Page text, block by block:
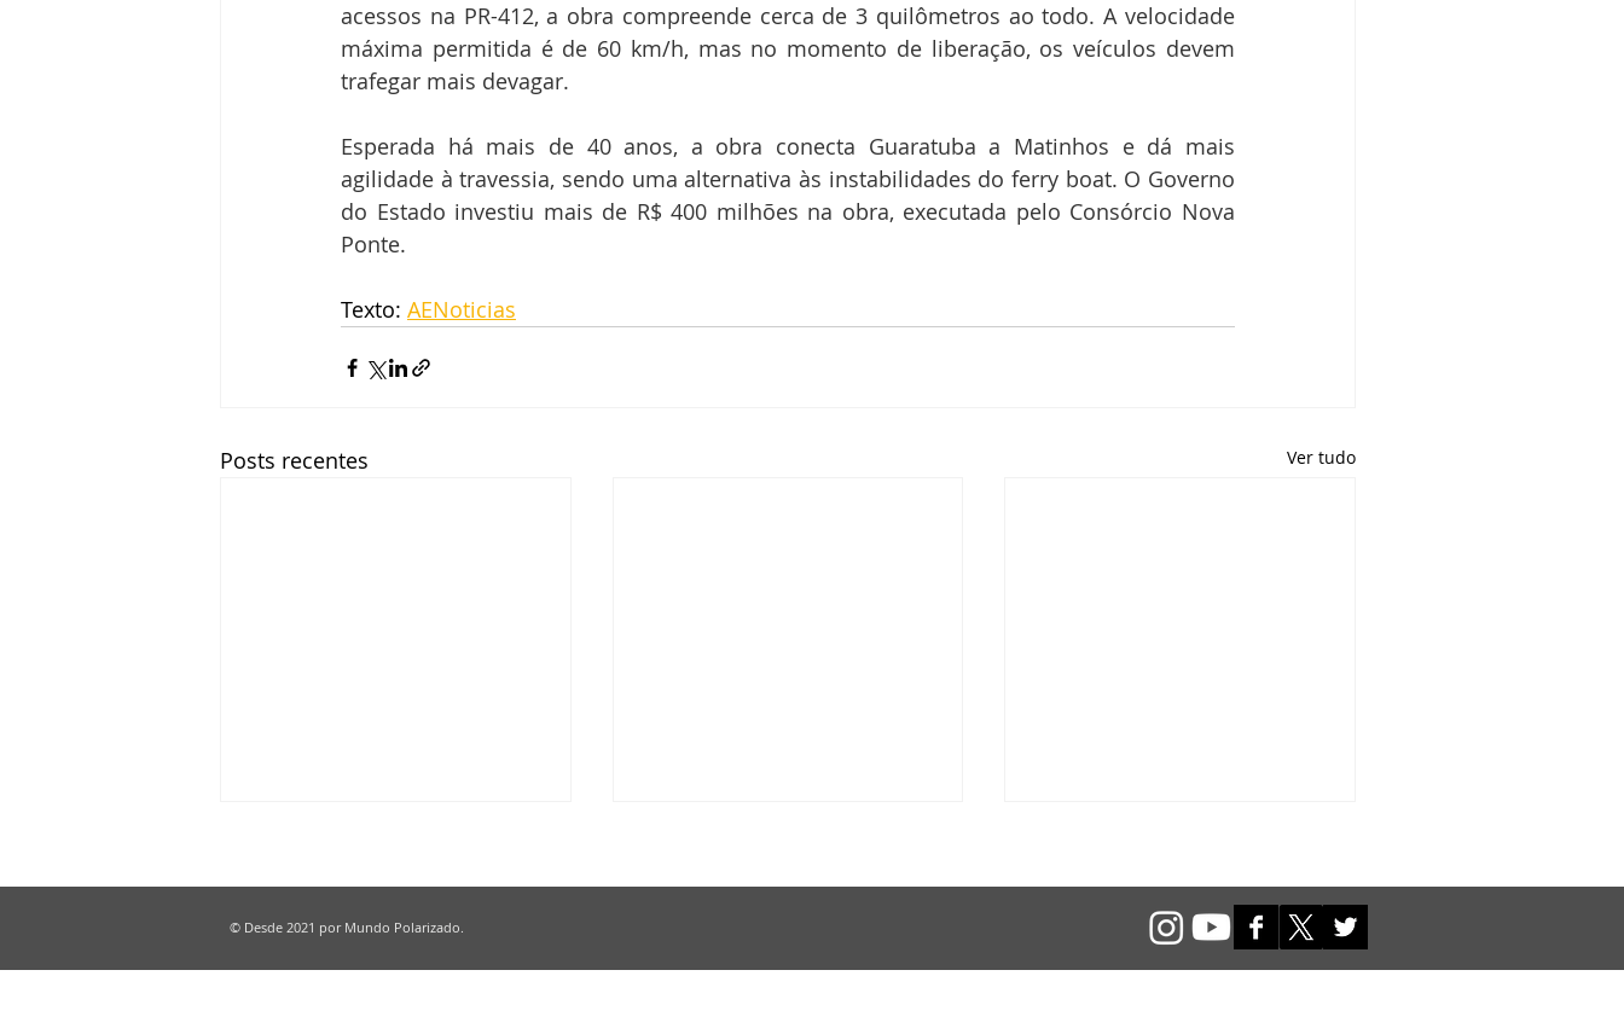
acessos na PR-412, a obra compreende cerca de 3 quilômetros ao todo. A velocidade
máxima permitida é de 60 km/h, mas no momento de liberação, os veículos devem
trafegar mais devagar.
Esperada há mais de 40 anos, a obra conecta Guaratuba a Matinhos e dá mais
agilidade à travessia, sendo uma alternativa às instabilidades do ferry boat. O Governo
do Estado investiu mais de R$ 400 milhões na obra, executada pelo Consórcio Nova
Ponte.
Texto: AENoticias
Posts recentes Ver tudo
© Desde 2021 por Mundo Polarizado.